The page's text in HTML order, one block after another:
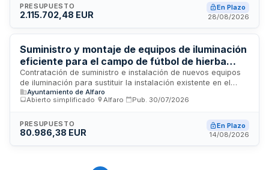
equipamiento lumínico, su instalación temporal en espacios
públicos municipales y su posterior retirada al concluir los
aproximadamente 2,1 millones de euros.
PRESUPUESTO
2.115.702,48 EUR
En Plazo
28/08/2026
Suministro y montaje de equipos de iluminación
eficiente para el campo de fútbol de hierba
artificial La Molineta en Alfaro
Contratación de suministro e instalación de nuevos equipos
de iluminación para sustituir la instalación existente en el
campo de fútbol de hierba artificial La Molineta ubicado en
Alfaro. El proyecto incluye mejoras en eficiencia energética
equipamiento deportivo municipal.
Ayuntamiento de Alfaro
Abierto simplificado
Alfaro Pub. 30/07/2026
PRESUPUESTO
80.986,38 EUR
En Plazo
14/08/2026